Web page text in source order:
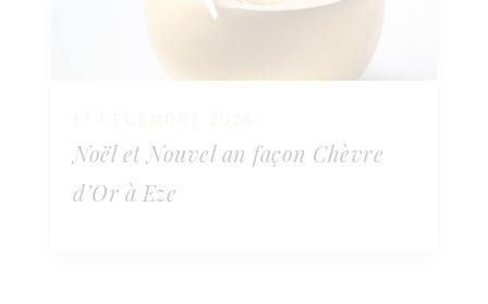
Noël et Nouvel an façon Chèvre
d’Or à Eze